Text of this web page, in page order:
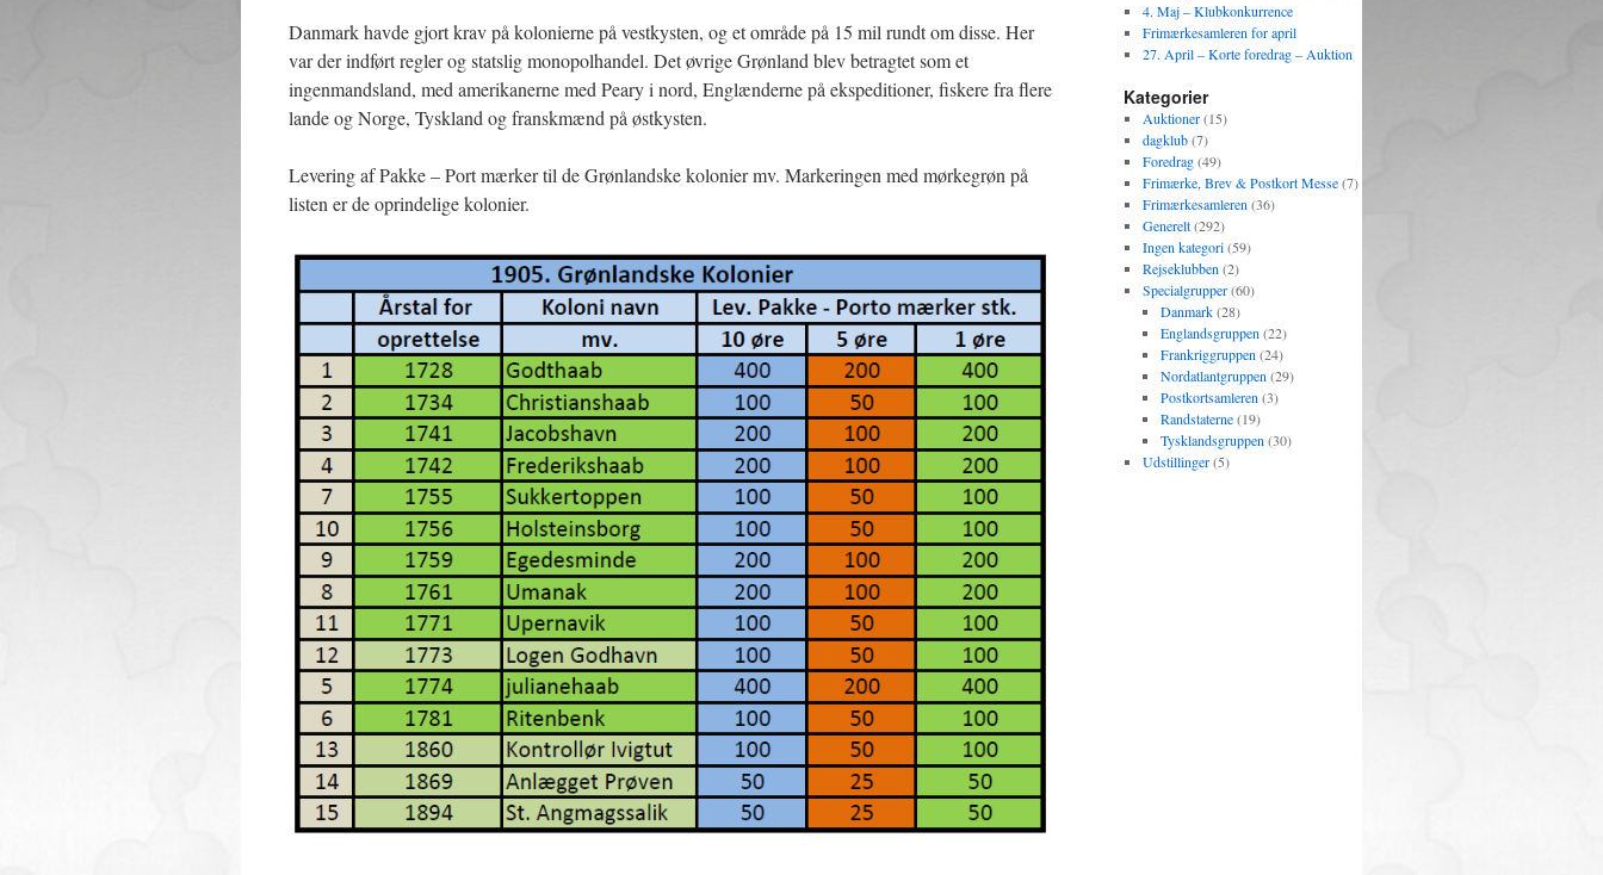
Danmark havde gjort krav på kolonierne på vestkysten, og et område på 15 mil rundt om disse. Her
var der indført regler og statslig monopolhandel. Det øvrige Grønland blev betragtet som et
ingenmandsland, med amerikanerne med Peary i nord, Englænderne på ekspeditioner, fiskere fra flere
lande og Norge, Tyskland og franskmænd på østkysten.
Levering af Pakke – Port mærker til de Grønlandske kolonier mv. Markeringen med mørkegrøn på
listen er de oprindelige kolonier.
4. Maj – Klubkonkurrence
Frimærkesamleren for april
27. April – Korte foredrag – Auktion
Kategorier
Auktioner(15)
dagklub(7)
Foredrag(49)
Frimærke, Brev & Postkort Messe(7)
Frimærkesamleren (36)
Generelt(292)
Ingen kategori(59)
Rejseklubben (2)
Specialgrupper(60)
Danmark(28)
Englandsgruppen (22)
Frankriggruppen (24)
Nordatlantgruppen (29)
Postkortsamleren (3)
Randstaterne(19)
Tysklandsgruppen (30)
Udstillinger(5)